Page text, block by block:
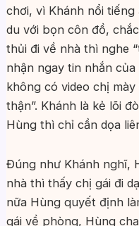
chơi, vì Khánh nổi
du với bọn côn đồ,
thủi đi về nhà thì nghe
nhận ngay tin nhắn của
không có video chị
thận”. Khánh là kẻ lõi
Hùng thì chỉ cần dọa
Đúng như Khánh nghĩ,
nhà thì thấy chị gái đi
nữa Hùng quyết định
gái về phòng, Hùng